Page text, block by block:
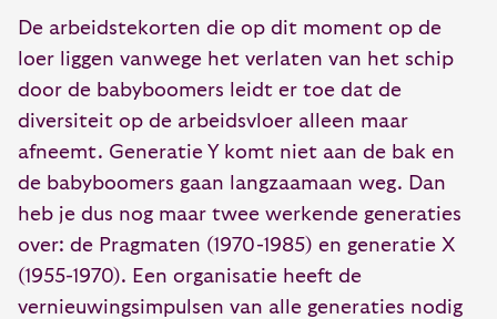
De arbeidstekorten die op dit moment op de
loer liggen vanwege het verlaten van het schip
door de babyboomers leidt er toe dat de
diversiteit op de arbeidsvloer alleen maar
afneemt. Generatie Y komt niet aan de bak en
de babyboomers gaan langzaamaan weg. Dan
heb je dus nog maar twee werkende generaties
over: de Pragmaten (1970-1985) en generatie X
(1955-1970). Een organisatie heeft de
vernieuwingsimpulsen van alle generaties nodig